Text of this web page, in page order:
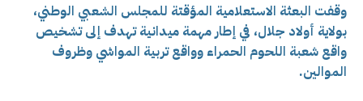
وقفت البعثة الاستعلامية المؤقتة للمجلس الشعبي الوطني،
بولاية أولاد جلال، في إطار مهمة ميدانية تهدف إلى تشخيص
واقع شعبة اللحوم الحمراء وواقع تربية المواشي وظروف
الموالين.